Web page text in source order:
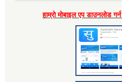
हाम्राे माेबाइल एप डाउनलाेड